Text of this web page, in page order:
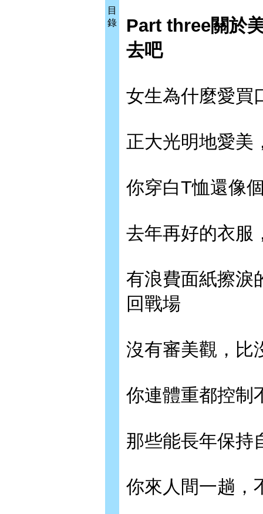
目
錄
Part three關於
去吧
女生為什麼愛買
正大光明地愛美
你穿白T恤還像
去年再好的衣服
有浪費面紙擦淚
回戰場
沒有審美觀，比
你連體重都控制
那些能長年保持
你來人間一趟，